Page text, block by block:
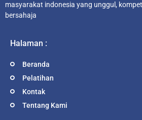
masyarakat indonesia yang unggul,
bersahaja
Halaman :
Beranda
Pelatihan
Kontak
Tentang Kami